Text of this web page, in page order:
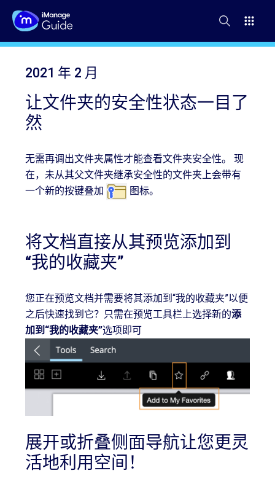
2021 年 2 月
让文件夹的安全性状态一目了
然
无需再调出文件夹属性才能查看文件夹安全性。 现
在，未从其父文件夹继承安全性的文件夹上会带有
一个新的按键叠加
图标。
将文档直接从其预览添加到
“我的收藏夹”
您正在预览文档并需要将其添加到“我的收藏夹”以便
之后快速找到它？只需在预览工具栏上选择新的添
加到“我的收藏夹”选项即可
展开或折叠侧面导航让您更灵
活地利用空间！